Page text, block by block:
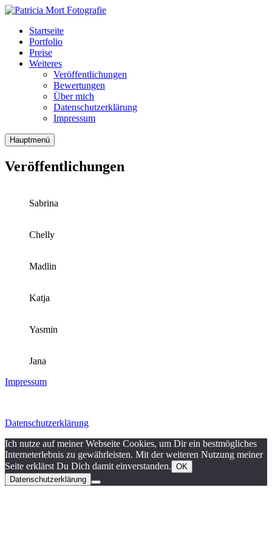
Startseite
Portfolio
Preise
Weiteres
Veröffentlichungen
Bewertungen
Über mich
Datenschutzerklärung
Impressum
Hauptmenü
Veröffentlichungen
Sabrina
Chelly
Madlin
Katja
Yasmin
Jana
Impressum
Datenschutzerklärung
Ich nutze auf meiner Webseite Cookies, um Dir ein bestmögliches
Interneterlebnis zu gewährleisten. Mit der weiteren Nutzung meiner
Seite erklärst Du Dich damit einverstanden. OK
Datenschutzerklärung